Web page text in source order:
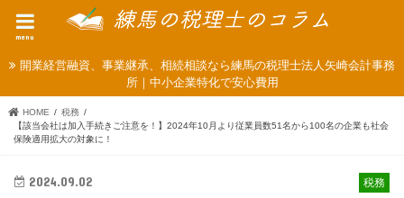
menu
開業経営融資、事業継承、相続相談なら練馬の税理士法人矢崎会計事務
所｜中小企業特化で安心費用
HOME
税務
【該当会社は加入手続きご注意を！】2024年10月より従業員数51名から100名の企業も社会
保険適用拡大の対象に！
税務
2024.09.02